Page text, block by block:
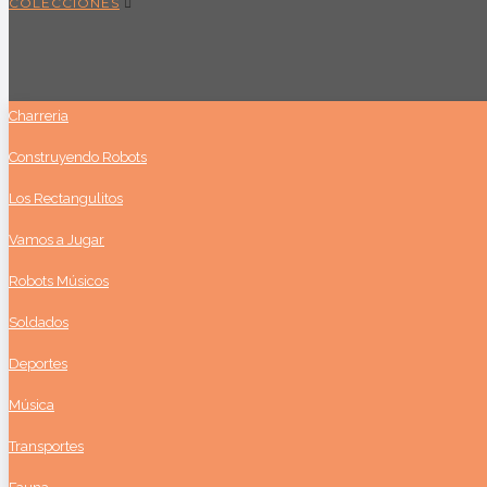
Charreria
Construyendo Robots
Los Rectangulitos
Vamos a Jugar
Robots Músicos
Soldados
Deportes
Música
Transportes